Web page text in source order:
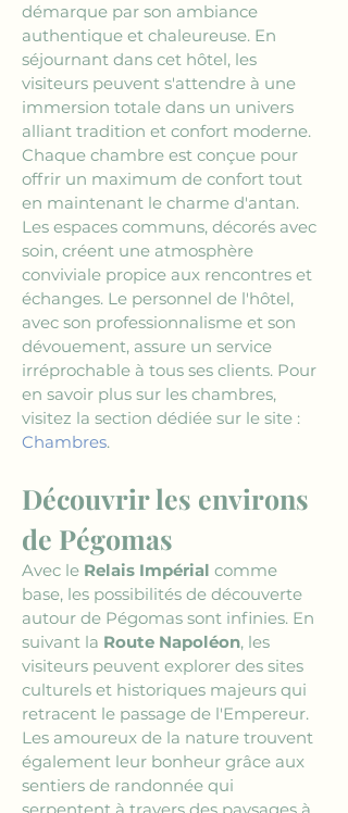
démarque par son ambiance
authentique et chaleureuse. En
séjournant dans cet hôtel, les
visiteurs peuvent s'attendre à une
immersion totale dans un univers
alliant tradition et confort moderne.
Chaque chambre est conçue pour
offrir un maximum de confort tout
en maintenant le charme d'antan.
Les espaces communs, décorés avec
soin, créent une atmosphère
conviviale propice aux rencontres et
échanges. Le personnel de l'hôtel,
avec son professionnalisme et son
dévouement, assure un service
irréprochable à tous ses clients. Pour
en savoir plus sur les chambres,
visitez la section dédiée sur le site :
Chambres.
Découvrir les environs
de Pégomas
Avec le Relais Impérial comme
base, les possibilités de découverte
autour de Pégomas sont infinies. En
suivant la Route Napoléon, les
visiteurs peuvent explorer des sites
culturels et historiques majeurs qui
retracent le passage de l'Empereur.
Les amoureux de la nature trouvent
également leur bonheur grâce aux
sentiers de randonnée qui